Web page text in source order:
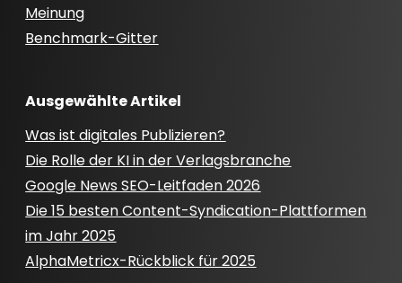
Meinung
Benchmark-Gitter
Ausgewählte Artikel
Was ist digitales Publizieren?
Die Rolle der KI in der Verlagsbranche
Google News SEO-Leitfaden 2026
Die 15 besten Content-Syndication-Plattformen
im Jahr 2025
AlphaMetricx-Rückblick für 2025